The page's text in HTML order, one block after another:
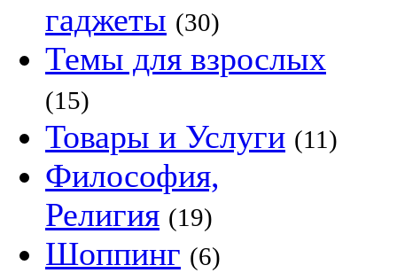
гаджеты (30)
Темы для взрослых
(15)
Товары и Услуги (11)
Философия,
Религия (19)
Шоппинг (6)